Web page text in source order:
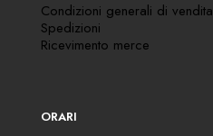
Condizioni generali di vendita
Spedizioni
Ricevimento merce
ORARI